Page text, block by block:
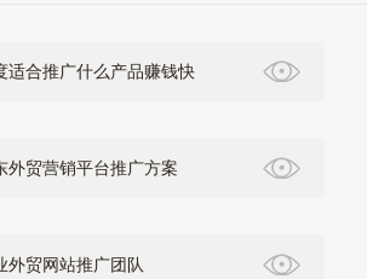
适合推广什么产品赚钱快
外贸营销平台推广方案
外贸网站推广团队